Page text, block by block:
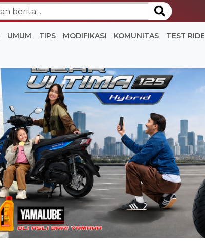
UMUM TIPS MODIFIKASI KOMUNITAS TEST RIDE